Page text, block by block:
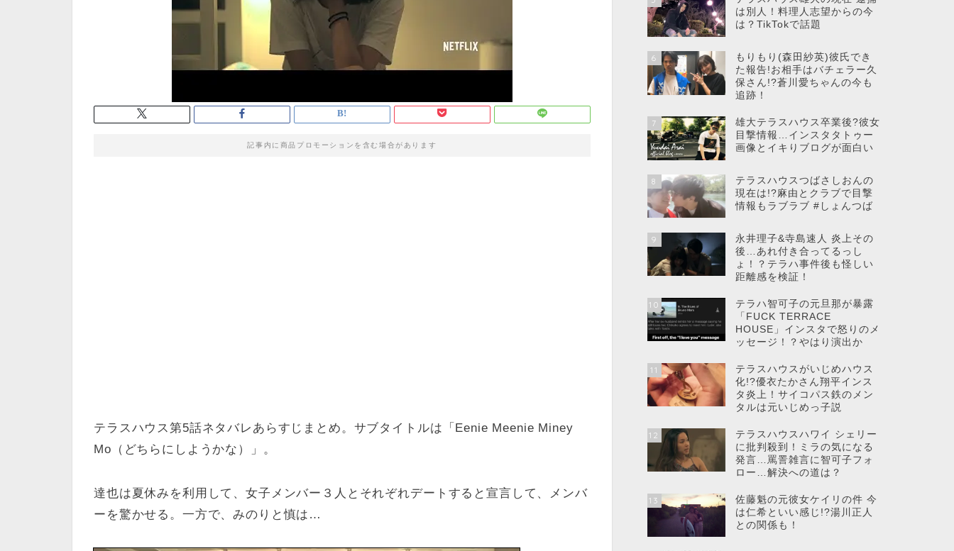
記事内に商品プロモーションを含む場合があります
テラスハウス第5話ネタバレあらすじまとめ。サブタイトルは「Eenie Meenie Miney
Mo（どちらにしようかな）」。
達也は夏休みを利用して、女子メンバー３人とそれぞれデートすると宣言して、メンバ
ーを驚かせる。一方で、みのりと慎は…
は別人！料理人志望からの今
は？TikTokで話題
6
もりもり(森田紗英)彼氏でき
た報告!お相手はバチェラー久
保さん!?蒼川愛ちゃんの今も
追跡！
7
雄大テラスハウス卒業後?彼女
目撃情報…インスタタトゥー
画像とイキりブログが面白い
8
テラスハウスつばさしおんの
現在は!?麻由とクラブで目撃
情報もラブラブ #しょんつば
9
永井理子&寺島速人 炎上その
後…あれ付き合ってるっし
ょ！？テラハ事件後も怪しい
距離感を検証！
10
テラハ智可子の元旦那が暴露
「FUCK TERRACE
HOUSE」インスタで怒りのメ
ッセージ！？やはり演出か
11
テラスハウスがいじめハウス
化!?優衣たかさん翔平インス
タ炎上！サイコパス鉄のメン
タルは元いじめっ子説
12
テラスハウスハワイ シェリー
に批判殺到！ミラの気になる
発言…罵詈雑言に智可子フォ
ロー…解決への道は？
13
佐藤魁の元彼女ケイリの件 今
は仁希といい感じ!?湯川正人
との関係も！